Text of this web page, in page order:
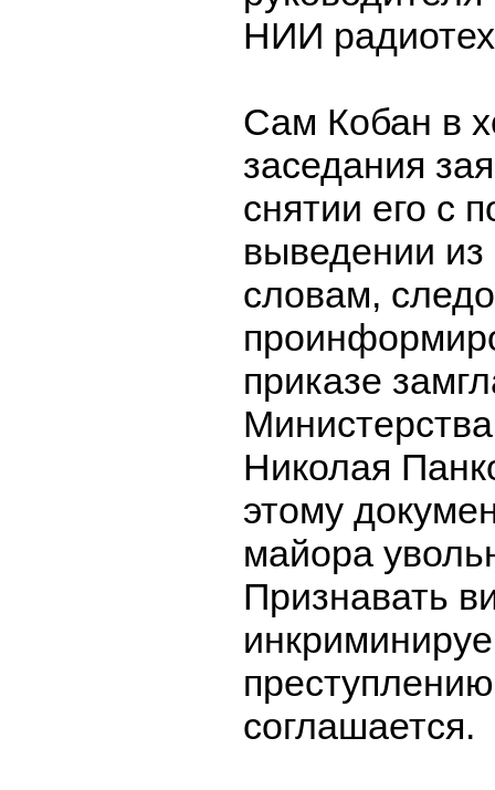
НИИ
Сам Кобан в
заседания
снятии его с
выведении
словам,
приказе
Николая
этому
майора
Признавать
соглашается.